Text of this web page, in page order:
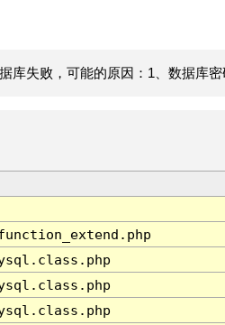
库失败，可能的原因：1、数据库密